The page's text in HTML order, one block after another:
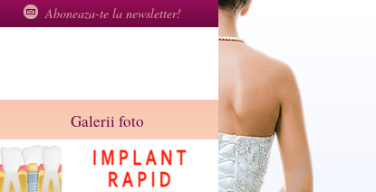
Aboneaza-te la newsletter!
Galerii foto